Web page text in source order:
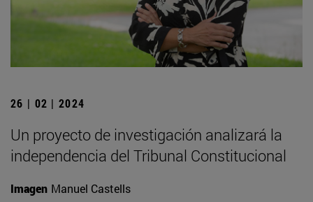
26 | 02 | 2024
Un proyecto de investigación analizará la
independencia del Tribunal Constitucional
Imagen Manuel Castells